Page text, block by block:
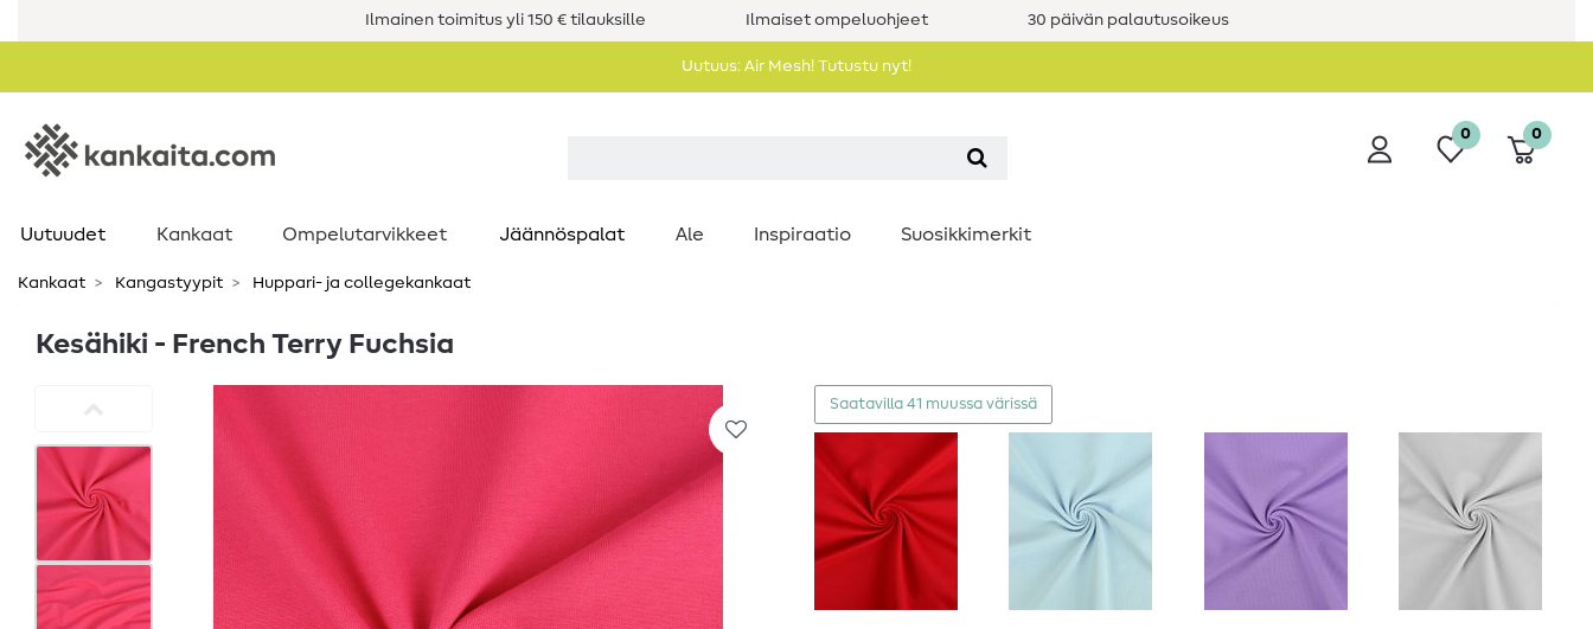
Ilmainen toimitus yli 150 € tilauksille Ilmaiset ompeluohjeet 30 päivän palautusoikeus
Uutuus: Air Mesh! Tutustu nyt!
0 0
Uutuudet Kankaat Ompelutarvikkeet Jäännöspalat Ale Inspiraatio Suosikkimerkit
Kankaat Kangastyypit Huppari- ja collegekankaat
Kesähiki - French Terry Fuchsia
Saatavilla 41 muussa värissä